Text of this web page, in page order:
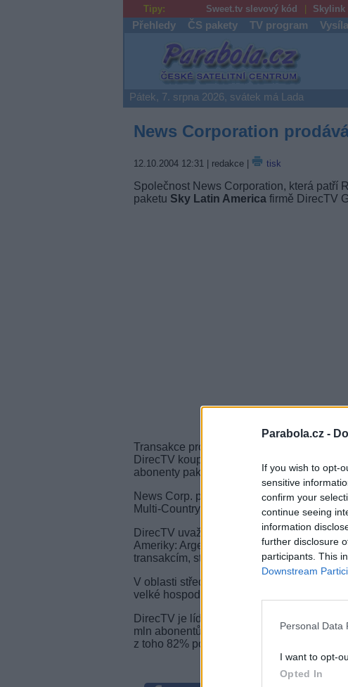
Parabola.cz -
If you wish to opt-
sensitive
confirm your
continue seeing
information
further disclosure
participants. This
Downstream
Personal Data
I want to opt-
Opted In
Tipy: Sweet.tv slevový kód Skylink
Přehledy ČS pakety TV program
Parabola.cz
Pátek, 7. srpna 2026, svátek má Lada
News Corporation
12.10.2004 12:31 | redakce | tisk
Společnost News Corporation, která patří
paketu Sky Latin Americafirmě DirecTV
Transakce prodeje akcií Sky Latin
DirecTV koupí od News Corp. i podíly
abonenty paketu. Dohoda umožní fúzi
News Corp. prodá DirectTV 15% akcií
Multi-Country Partners.
DirecTV uvažuje i nad eventuálním
Ameriky: Argentině, Venezuele, Puerta
transakcím, stane se DirecTV
V oblasti střední Ameriky není příliš velký
velké hospodářské krizi, ovlivnil zájem o
DirecTV je lídrem placené televize v kraji
mln abonentů ve 28 zemích regionu. 34%
z toho 82% podíl vlastní News Corporation.